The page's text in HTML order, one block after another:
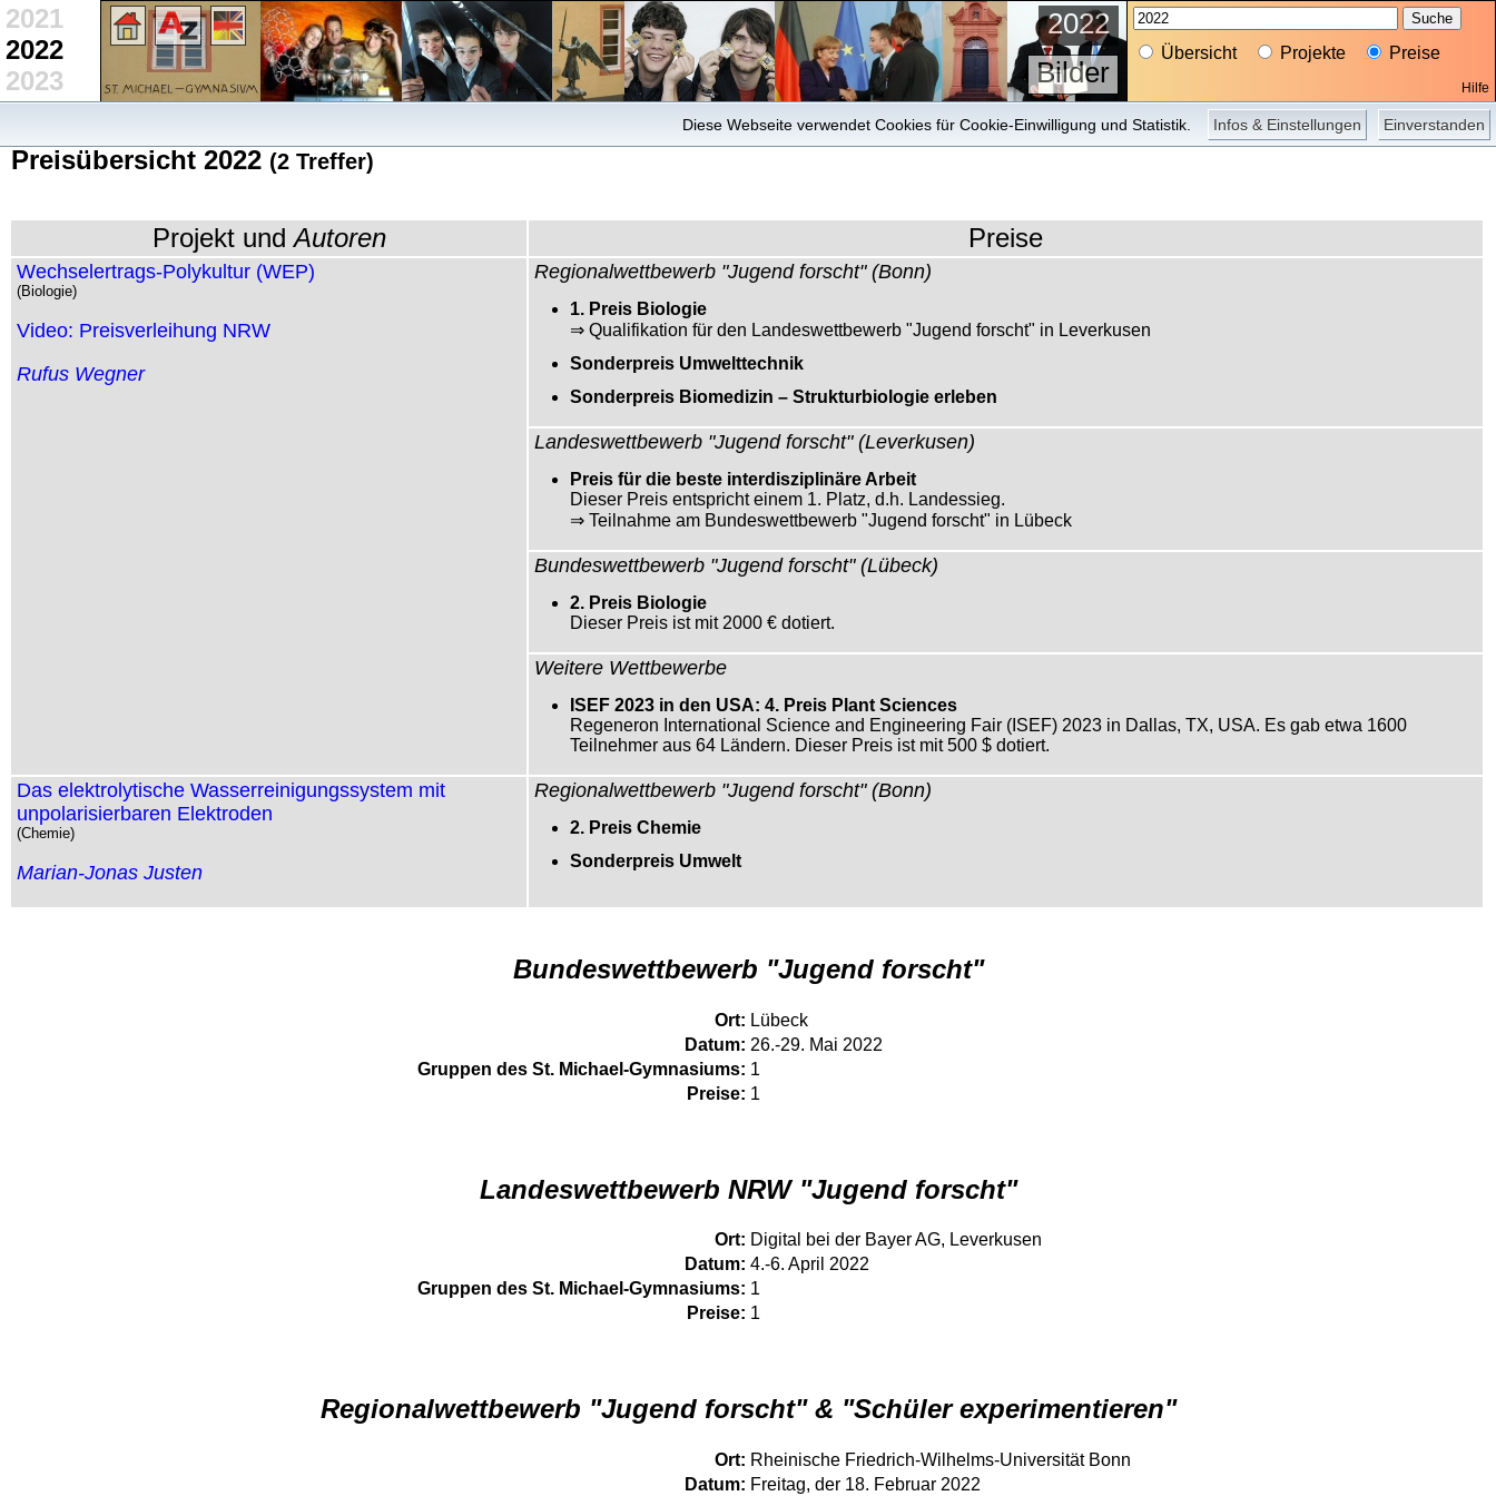
Einverstanden
Infos & Einstellungen
Diese Webseite verwendet Cookies für Cookie-Einwilligung und Statistik.
2021
2022
2023
2022
Bilder
Übersicht Projekte Preise
Hilfe
Preisübersicht 2022 (2 Treffer)
Projekt undAutoren Preise
Wechselertrags-Polykultur (WEP)
(Biologie)
Video: Preisverleihung NRW
Rufus Wegner
Regionalwettbewerb "Jugend forscht" (Bonn)
1. Preis Biologie
⇒ Qualifikation für den Landeswettbewerb "Jugend forscht" in Leverkusen
Sonderpreis Umwelttechnik
Sonderpreis Biomedizin – Strukturbiologie erleben
Landeswettbewerb "Jugend forscht" (Leverkusen)
Preis für die beste interdisziplinäre Arbeit
Dieser Preis entspricht einem 1. Platz, d.h. Landessieg.
⇒ Teilnahme am Bundeswettbewerb "Jugend forscht" in Lübeck
Bundeswettbewerb "Jugend forscht" (Lübeck)
2. Preis Biologie
Dieser Preis ist mit 2000 € dotiert.
Weitere Wettbewerbe
ISEF 2023 in den USA: 4. Preis Plant Sciences
Regeneron International Science and Engineering Fair (ISEF) 2023 in Dallas, TX, USA. Es gab etwa 1600
Teilnehmer aus 64 Ländern. Dieser Preis ist mit 500 $ dotiert.
Das elektrolytische Wasserreinigungssystem mit
unpolarisierbaren Elektroden
(Chemie)
Marian-Jonas Justen
Regionalwettbewerb "Jugend forscht" (Bonn)
2. Preis Chemie
Sonderpreis Umwelt
Bundeswettbewerb "Jugend forscht"
Ort: Lübeck
Datum: 26.-29. Mai 2022
Gruppen des St. Michael-Gymnasiums: 1
Preise: 1
Landeswettbewerb NRW "Jugend forscht"
Ort: Digital bei der Bayer AG, Leverkusen
Datum: 4.-6. April 2022
Gruppen des St. Michael-Gymnasiums: 1
Preise: 1
Regionalwettbewerb "Jugend forscht" & "Schüler experimentieren"
Ort: Rheinische Friedrich-Wilhelms-Universität Bonn
Datum: Freitag, der 18. Februar 2022
Projekte Wettbewerbe